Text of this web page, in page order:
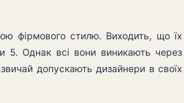
фірмового стилю. Виходить, що їх
5. Однак всі вони виникають через
допускають дизайнери в своїх